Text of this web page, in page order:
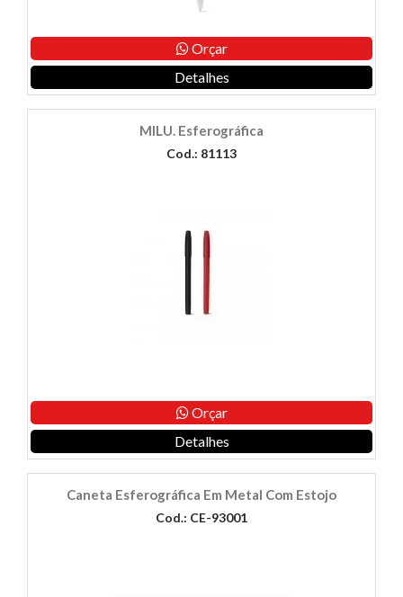
Orçar
Detalhes
MILU. Esferográfica
Cod.: 81113
Orçar
Detalhes
Caneta Esferográfica Em Metal Com Estojo
Cod.: CE-93001